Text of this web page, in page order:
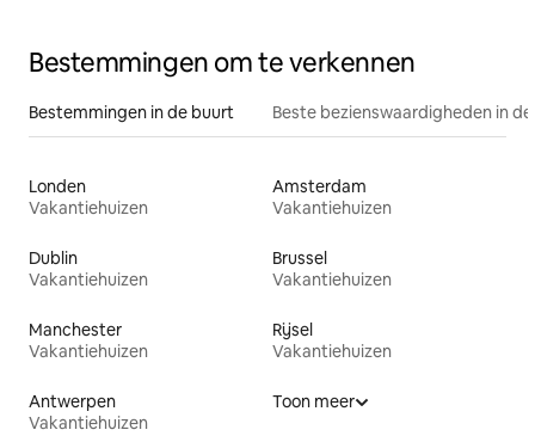
Bestemmingen om te verkennen
Bestemmingen in de buurt Beste bezienswaardigheden in
Londen
Vakantiehuizen
Amsterdam
Vakantiehuizen
Dublin
Vakantiehuizen
Brussel
Vakantiehuizen
Manchester
Vakantiehuizen
Rijsel
Vakantiehuizen
Antwerpen
Vakantiehuizen
Toon meer